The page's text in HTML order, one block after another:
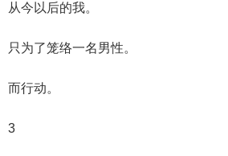
从今以后的我。
只为了笼络一名男性。
而行动。
3